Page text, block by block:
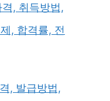
, 취득방법,
, 합격률, 전
, 발급방법,